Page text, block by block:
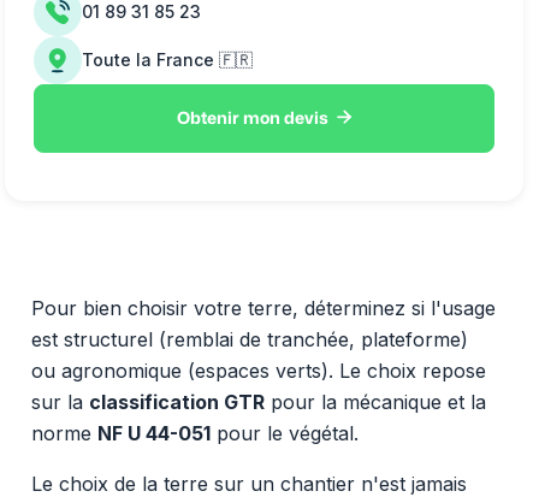
Pour bien choisir votre terre, déterminez si l'usage
est structurel (remblai de tranchée, plateforme)
ou agronomique (espaces verts). Le choix repose
sur la classification GTRpour la mécanique et la
norme NF U 44-051pour le végétal.
Le choix de la terre sur un chantier n'est jamais
01 89 31 85 23
Toute la France 🇫🇷
Obtenir mon devis 